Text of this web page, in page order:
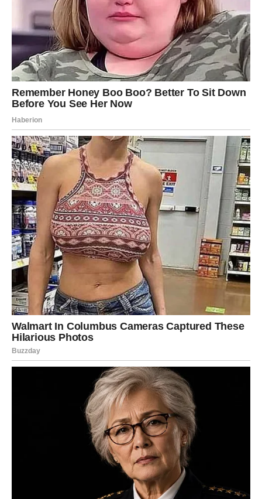
prilike dolaze same.
Ovo je trenutak kada možete napraviti veliki iskorak.
Ne sumnjajte u sebe – zvezde vas guraju napred.
DEVICA – PROMENE KOJE
NISTE PLANIRALI
Device će osetiti da stvari izmiču kontroli. Ali to nije
kazna – to je preusmerenje.
Nešto što ste planirali možda neće ići kako ste želeli – ali
će vas odvesti tamo gde treba.
Ponekad je gubitak plana – dobitak sudbine.
VAGA – ODLUKA KOJA MENJA
VAŠ ŽIVOT
Vage više ne mogu da stoje između. Ovo je trenutak kada
morate izabrati.
Možda će biti teško, ali će vam doneti unutrašnji mir.
Ne birajte ono što vas zbunjuje – birajte ono što vas
ŠKORPIJA – ISTINA KOJA